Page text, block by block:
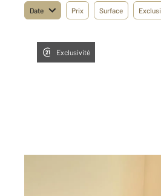
Date Prix Surface
Exclusivité